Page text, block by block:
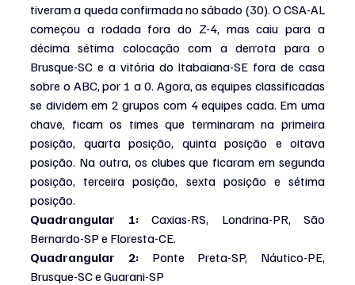
tiveram a queda confirmada no sábado (30). O CSA-AL
começou a rodada fora do Z-4, mas caiu para a
décima sétima colocação com a derrota para o
Brusque-SC e a vitória do Itabaiana-SE fora de casa
sobre o ABC, por 1 a 0. Agora, as equipes classificadas
se dividem em 2 grupos com 4 equipes cada. Em uma
chave, ficam os times que terminaram na primeira
posição, quarta posição, quinta posição e oitava
posição. Na outra, os clubes que ficaram em segunda
posição, terceira posição, sexta posição e sétima
posição.
Quadrangular 1: Caxias-RS, Londrina-PR, São
Bernardo-SP e Floresta-CE.
Quadrangular 2: Ponte Preta-SP, Náutico-PE,
Brusque-SC e Guarani-SP